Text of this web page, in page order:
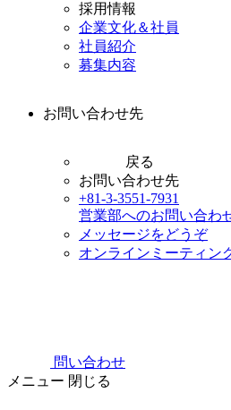
採用情報
企業文化＆社員
社員紹介
募集内容
お問い合わせ先
戻る
お問い合わせ先
+81-3-3551-7931
営業部へのお問い合わ
メッセージをどうぞ
オンラインミーティン
問い合わせ
メニュー 閉じる